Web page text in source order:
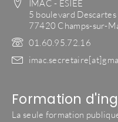
IMAC - ESIEE
5 boulevard Descartes
77420 Champs-sur-
01.60.95.72.16
Formation
La seule formation